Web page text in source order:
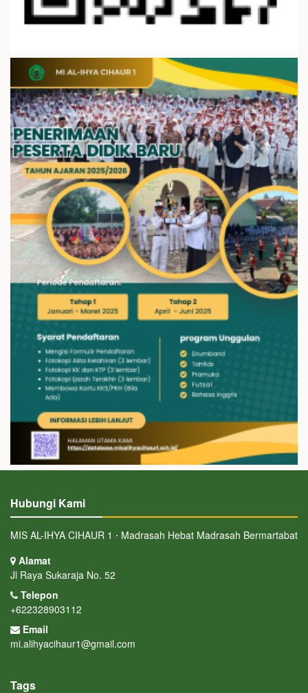
Hubungi Kami
MIS AL-IHYA CIHAUR 1 ⋅ Madrasah Hebat Madrasah Bermartabat
Alamat
Jl Raya Sukaraja No. 52
Telepon
+622328903112
Email
mi.alihyacihaur1@gmail.com
Tags